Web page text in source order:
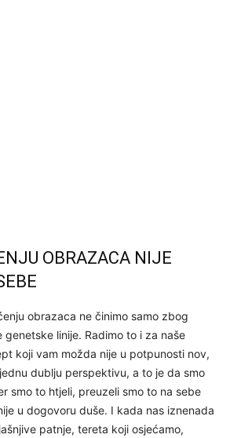
OBRAZACA NIJE
obrazaca ne činimo samo zbog
genetske linije. Radimo to i za naše
koji vam možda nije u potpunosti nov,
dublju perspektivu, a to je da smo
smo to htjeli, preuzeli smo to na sebe
u dogovoru duše. I kada nas iznenada
patnje, tereta koji osjećamo,